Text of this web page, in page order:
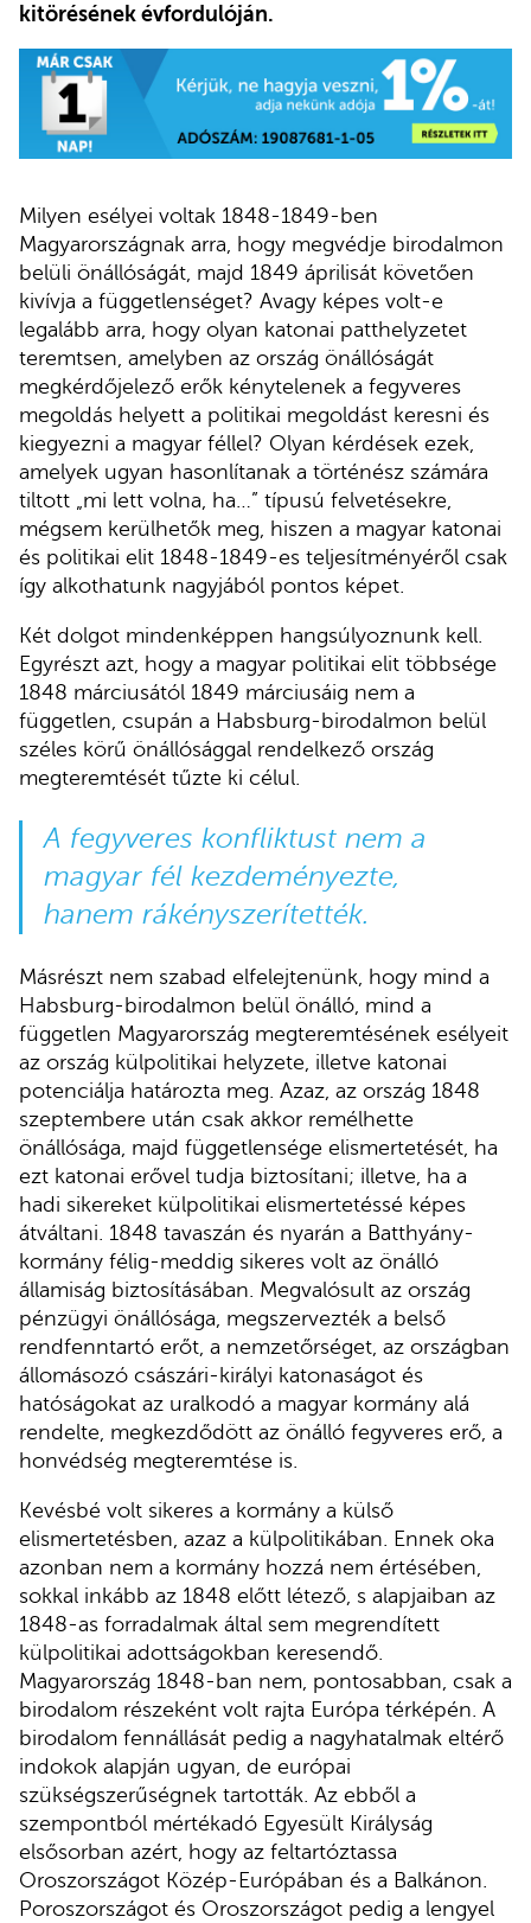
kitörésének évfordulóján.
Milyen esélyei voltak 1848-1849-ben
Magyarországnak arra, hogy megvédje birodalmon
belüli önállóságát, majd 1849 áprilisát követően
kivívja a függetlenséget? Avagy képes volt-e
legalább arra, hogy olyan katonai patthelyzetet
teremtsen, amelyben az ország önállóságát
megkérdőjelező erők kénytelenek a fegyveres
megoldás helyett a politikai megoldást keresni és
kiegyezni a magyar féllel? Olyan kérdések ezek,
amelyek ugyan hasonlítanak a történész számára
tiltott „mi lett volna, ha…” típusú felvetésekre,
mégsem kerülhetők meg, hiszen a magyar katonai
és politikai elit 1848-1849-es teljesítményéről csak
így alkothatunk nagyjából pontos képet.
Két dolgot mindenképpen hangsúlyoznunk kell.
Egyrészt azt, hogy a magyar politikai elit többsége
1848 márciusától 1849 márciusáig nem a
független, csupán a Habsburg-birodalmon belül
széles körű önállósággal rendelkező ország
megteremtését tűzte ki célul.
A fegyveres konfliktust nem a
magyar fél kezdeményezte,
hanem rákényszerítették.
Másrészt nem szabad elfelejtenünk, hogy mind a
Habsburg-birodalmon belül önálló, mind a
független Magyarország megteremtésének esélyeit
az ország külpolitikai helyzete, illetve katonai
potenciálja határozta meg. Azaz, az ország 1848
szeptembere után csak akkor remélhette
önállósága, majd függetlensége elismertetését, ha
ezt katonai erővel tudja biztosítani; illetve, ha a
hadi sikereket külpolitikai elismertetéssé képes
átváltani. 1848 tavaszán és nyarán a Batthyány-
kormány félig-meddig sikeres volt az önálló
államiság biztosításában. Megvalósult az ország
pénzügyi önállósága, megszervezték a belső
rendfenntartó erőt, a nemzetőrséget, az országban
állomásozó császári-királyi katonaságot és
hatóságokat az uralkodó a magyar kormány alá
rendelte, megkezdődött az önálló fegyveres erő, a
honvédség megteremtése is.
Kevésbé volt sikeres a kormány a külső
elismertetésben, azaz a külpolitikában. Ennek oka
azonban nem a kormány hozzá nem értésében,
sokkal inkább az 1848 előtt létező, s alapjaiban az
1848-as forradalmak által sem megrendített
külpolitikai adottságokban keresendő.
Magyarország 1848-ban nem, pontosabban, csak a
birodalom részeként volt rajta Európa térképén. A
birodalom fennállását pedig a nagyhatalmak eltérő
indokok alapján ugyan, de európai
szükségszerűségnek tartották. Az ebből a
szempontból mértékadó Egyesült Királyság
elsősorban azért, hogy az feltartóztassa
Oroszországot Közép-Európában és a Balkánon.
Poroszországot és Oroszországot pedig a lengyel